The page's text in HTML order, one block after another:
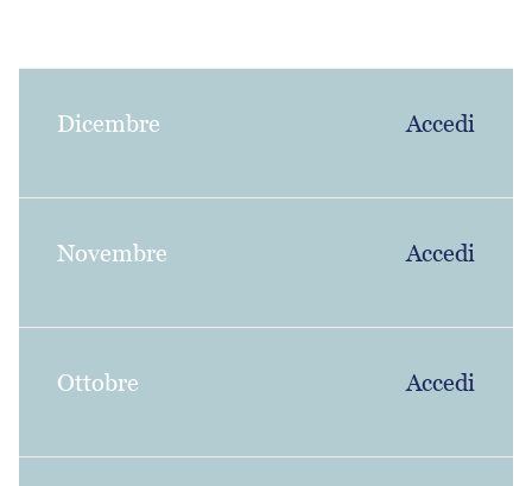
Dicembre Accedi
Novembre Accedi
Ottobre Accedi